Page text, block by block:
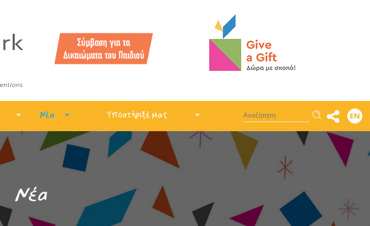
Νέα Υποστήριξέ μας Αναζήτηση EN
Νέα